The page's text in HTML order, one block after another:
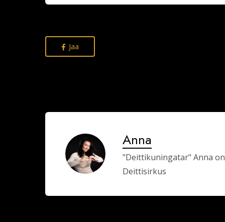
Jaa
Anna
"Deittikuningatar" Anna
Deittisirkus